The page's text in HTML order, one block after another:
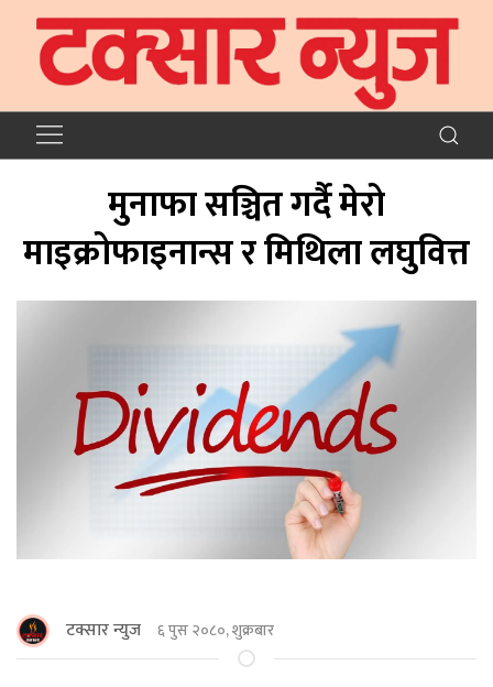
मुनाफा सञ्चित गर्दै मेरो
माइक्रोफाइनान्स र मिथिला लघुवित्त
टक्सार न्युज ६ पुस २०८०, शुक्रबार